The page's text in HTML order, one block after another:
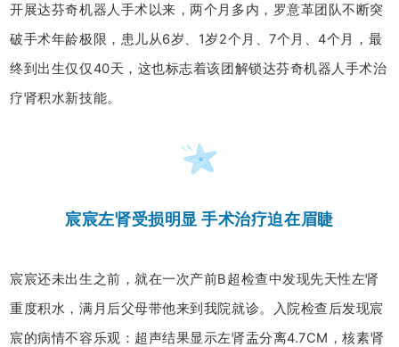
开展达芬奇机器人手术以来，两个月多内，罗意革团队不断突
破手术年龄极限，患儿从6岁、1岁2个月、7个月、4个月，最
终到出生仅仅40天，这也标志着该团解锁达芬奇机器人手术治
疗肾积水新技能。
宸宸左肾受损明显 手术治疗迫在眉睫
宸宸还未出生之前，就在一次产前B超检查中发现先天性左肾
重度积水，满月后父母带他来到我院就诊。入院检查后发现宸
宸的病情不容乐观：超声结果显示左肾盂分离4.7CM，核素肾